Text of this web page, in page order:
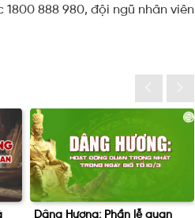
888 980, đội ngũ nhân viên
Làm sao để phát huy tối đa